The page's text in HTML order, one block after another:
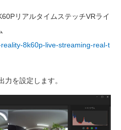
リアルタイムステッチVRライ
8k60p-live-streaming-real-t
を設定します。